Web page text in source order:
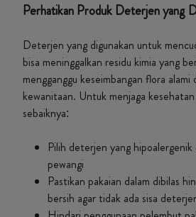
Perhatikan Produk Deterjen yang
Deterjen yang digunakan untuk
bisa meninggalkan residu kimia yang
mengganggu keseimbangan flora alami
kewanitaan. Untuk menjaga
sebaiknya:
Pilih deterjen yang hipoalergenik
pewangi
Pastikan pakaian dalam dibilas
bersih agar tidak ada sisa